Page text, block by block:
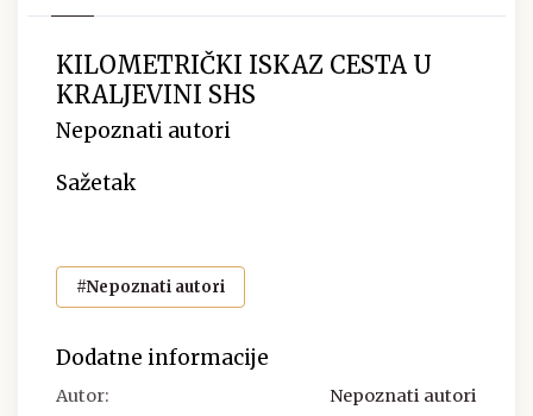
KILOMETRIČKI ISKAZ CESTA U
KRALJEVINI SHS
Nepoznati autori
Sažetak
#Nepoznati autori
Dodatne informacije
Autor: Nepoznati autori